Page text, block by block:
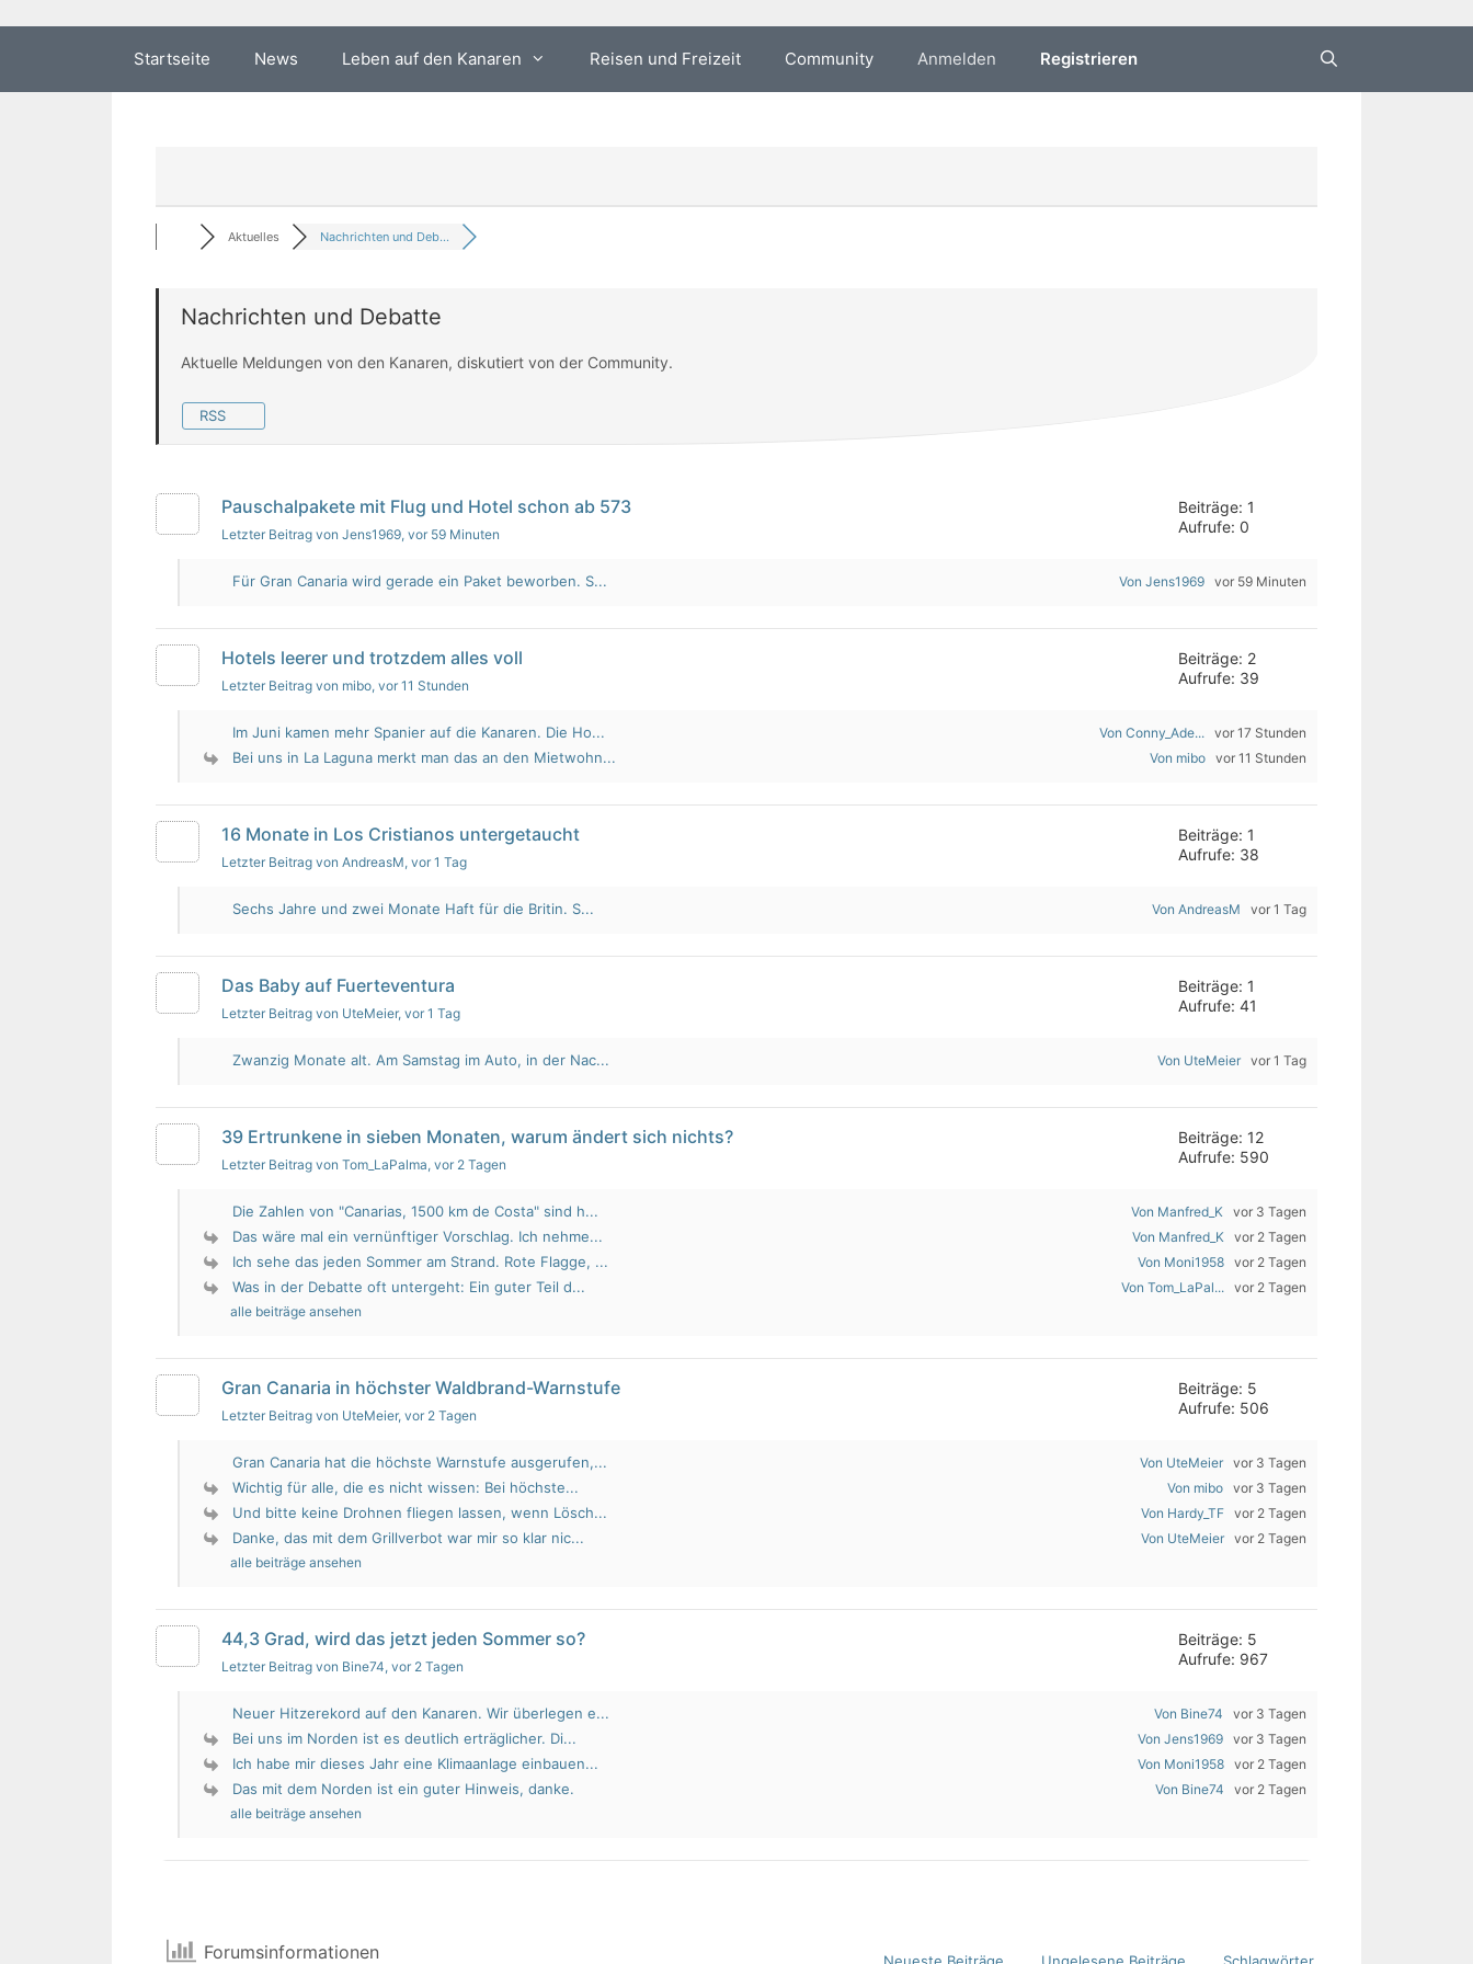
Startseite News Leben auf den Kanaren Reisen und Freizeit Community Anmelden Registrieren
Aktuelles Nachrichten und Deb...
Nachrichten und Debatte
Aktuelle Meldungen von den Kanaren, diskutiert von der Community.
RSS
Pauschalpakete mit Flug und Hotel schon ab 573
Letzter Beitrag von Jens1969, vor 59 Minuten
Beiträge: 1
Aufrufe: 0
Für Gran Canaria wird gerade ein Paket beworben. S... Von Jens1969 vor 59 Minuten
Hotels leerer und trotzdem alles voll
Letzter Beitrag von mibo, vor 11 Stunden
Beiträge: 2
Aufrufe: 39
Im Juni kamen mehr Spanier auf die Kanaren. Die Ho... Von Conny_Ade... vor 17 Stunden
Bei uns in La Laguna merkt man das an den Mietwohn... Von mibo vor 11 Stunden
16 Monate in Los Cristianos untergetaucht
Letzter Beitrag von AndreasM, vor 1 Tag
Beiträge: 1
Aufrufe: 38
Sechs Jahre und zwei Monate Haft für die Britin. S... Von AndreasM vor 1 Tag
Das Baby auf Fuerteventura
Letzter Beitrag von UteMeier, vor 1 Tag
Beiträge: 1
Aufrufe: 41
Zwanzig Monate alt. Am Samstag im Auto, in der Nac... Von UteMeier vor 1 Tag
39 Ertrunkene in sieben Monaten, warum ändert sich nichts?
Letzter Beitrag von Tom_LaPalma, vor 2 Tagen
Beiträge: 12
Aufrufe: 590
Die Zahlen von "Canarias, 1500 km de Costa" sind h... Von Manfred_K vor 3 Tagen
Das wäre mal ein vernünftiger Vorschlag. Ich nehme... Von Manfred_K vor 2 Tagen
Ich sehe das jeden Sommer am Strand. Rote Flagge, ... Von Moni1958 vor 2 Tagen
Was in der Debatte oft untergeht: Ein guter Teil d... Von Tom_LaPal... vor 2 Tagen
alle beiträge ansehen
Gran Canaria in höchster Waldbrand-Warnstufe
Letzter Beitrag von UteMeier, vor 2 Tagen
Beiträge: 5
Aufrufe: 506
Gran Canaria hat die höchste Warnstufe ausgerufen,... Von UteMeier vor 3 Tagen
Wichtig für alle, die es nicht wissen: Bei höchste... Von mibo vor 3 Tagen
Und bitte keine Drohnen fliegen lassen, wenn Lösch... Von Hardy_TF vor 2 Tagen
Danke, das mit dem Grillverbot war mir so klar nic... Von UteMeier vor 2 Tagen
alle beiträge ansehen
44,3 Grad, wird das jetzt jeden Sommer so?
Letzter Beitrag von Bine74, vor 2 Tagen
Beiträge: 5
Aufrufe: 967
Neuer Hitzerekord auf den Kanaren. Wir überlegen e... Von Bine74 vor 3 Tagen
Bei uns im Norden ist es deutlich erträglicher. Di... Von Jens1969 vor 3 Tagen
Ich habe mir dieses Jahr eine Klimaanlage einbauen... Von Moni1958 vor 2 Tagen
Das mit dem Norden ist ein guter Hinweis, danke. Von Bine74 vor 2 Tagen
alle beiträge ansehen
Forumsinformationen